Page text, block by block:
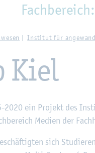
Fach­be­reich:
In­sti­tut für
Kiel
2020 ein Pro­jekt des
Me­di­en der
sich